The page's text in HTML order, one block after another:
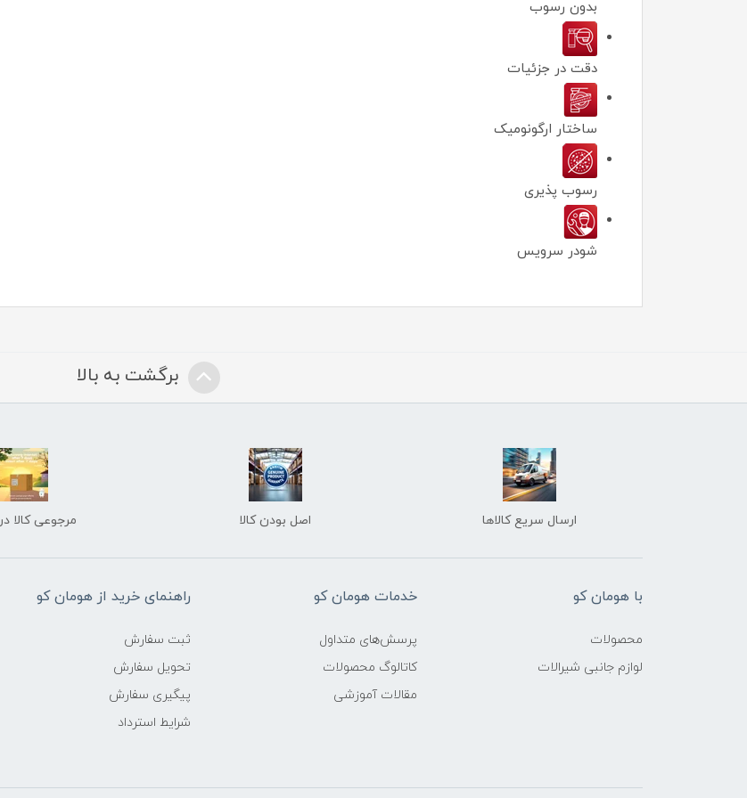
بدون رسوب
دقت در جزئیات
ساختار ارگونومیک
رسوب پذیری
شودر سرویس
برگشت به بالا
ارسال سریع کالاها اصل بودن کالا مرجوعی کالا در 7 روز
با هومان کو
محصولات
لوازم جانبی شیرالات
خدمات هومان کو
پرسش‌های متداول
کاتالوگ محصولات
مقالات آموزشی
راهنمای خرید از هومان کو
ثبت سفارش
تحویل سفارش
پیگیری سفارش
شرایط استرداد